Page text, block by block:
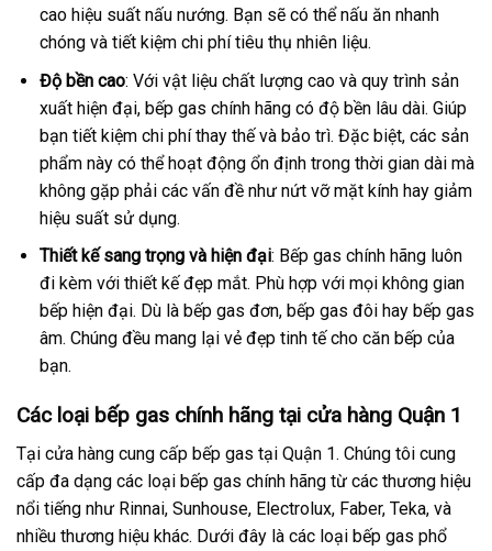
cao hiệu suất nấu nướng. Bạn sẽ có thể nấu ăn nhanh
chóng và tiết kiệm chi phí tiêu thụ nhiên liệu.
Độ bền cao: Với vật liệu chất lượng cao và quy trình sản
xuất hiện đại, bếp gas chính hãng có độ bền lâu dài. Giúp
bạn tiết kiệm chi phí thay thế và bảo trì. Đặc biệt, các sản
phẩm này có thể hoạt động ổn định trong thời gian dài mà
không gặp phải các vấn đề như nứt vỡ mặt kính hay giảm
hiệu suất sử dụng.
Thiết kế sang trọng và hiện đại: Bếp gas chính hãng luôn
đi kèm với thiết kế đẹp mắt. Phù hợp với mọi không gian
bếp hiện đại. Dù là bếp gas đơn, bếp gas đôi hay bếp gas
âm. Chúng đều mang lại vẻ đẹp tinh tế cho căn bếp của
bạn.
Các loại bếp gas chính hãng tại cửa hàng Quận 1
Tại cửa hàng cung cấp bếp gas tại Quận 1. Chúng tôi cung
cấp đa dạng các loại bếp gas chính hãng từ các thương hiệu
nổi tiếng như Rinnai, Sunhouse, Electrolux, Faber, Teka, và
nhiều thương hiệu khác. Dưới đây là các loại bếp gas phổ